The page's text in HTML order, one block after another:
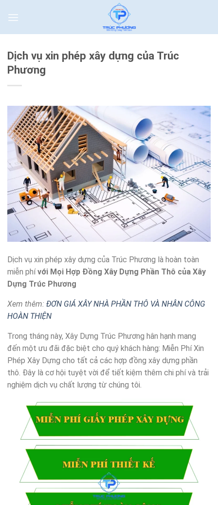
Dịch vụ xin phép xây dựng của Trúc
Phương
Dịch vụ xin phép xây dựng của Trúc Phương là hoàn toàn
miễn phívới Mọi Hợp Đồng Xây Dựng Phần Thô của Xây
Dựng Trúc Phương
Xem thêm: ĐƠN GIÁ XÂY NHÀ PHẦN THÔ VÀ NHÂN CÔNG
HOÀN THIỆN
Trong tháng này, Xây Dựng Trúc Phương hân hạnh mang
đến một ưu đãi đặc biệt cho quý khách hàng: Miễn Phí Xin
Phép Xây Dựng cho tất cả các hợp đồng xây dựng phần
thô. Đây là cơ hội tuyệt vời để tiết kiệm thêm chi phí và trải
nghiệm dịch vụ chất lượng từ chúng tôi.